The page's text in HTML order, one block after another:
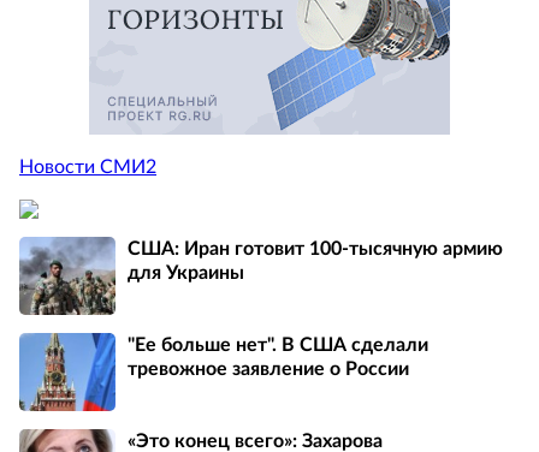
Новости СМИ2
США: Иран готовит 100-тысячную армию
для Украины
"Ее больше нет". В США сделали
тревожное заявление о России
«Это конец всего»: Захарова